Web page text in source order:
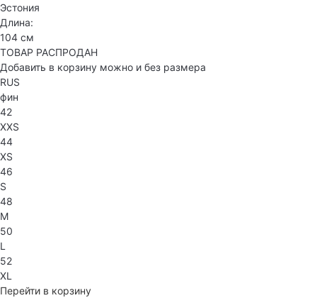
Эстония
Длина:
104 см
ТОВАР РАСПРОДАН
Добавить в корзину можно и без размера
RUS
фин
42
XXS
44
XS
46
S
48
M
50
L
52
XL
Перейти в корзину